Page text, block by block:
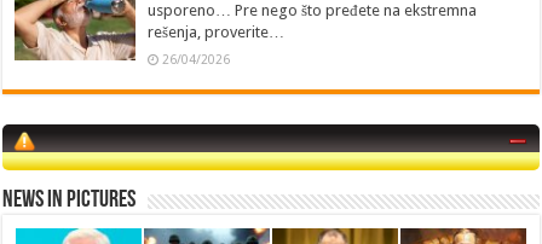
usporeno… Pre nego što pređete na ekstremna
rešenja, proverite…
26/04/2026
News in Pictures